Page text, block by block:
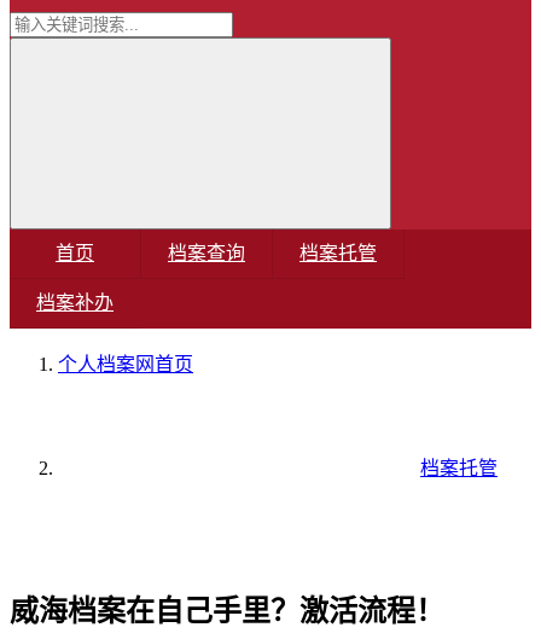
首页 档案查询 档案托管
档案补办
个人档案网首页
档案托管
威海档案在自己手里？激活流程！